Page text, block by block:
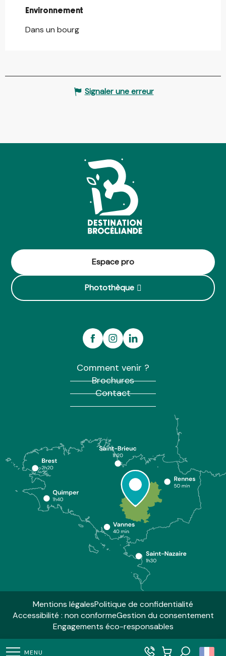
MENU
Environnement
Environnement
Dans un bourg
Signaler une erreur
Espace pro
Photothèque
Comment venir ?
Brochures
Contact
Mentions légalesPolitique de confidentialité
Accessibilité : non conformeGestion du consentement
Engagements éco-responsables